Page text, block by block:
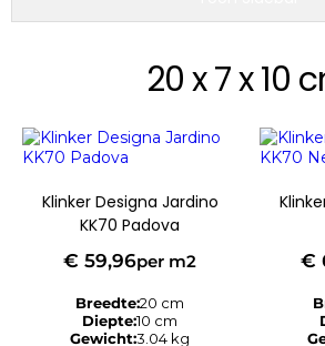
20 x 7 x 10
Klinker Designa Jardino
KK70 Padova
€ 59,96per m2
Breedte:20 cm
Diepte:10 cm
Gewicht:3.04 kg
€